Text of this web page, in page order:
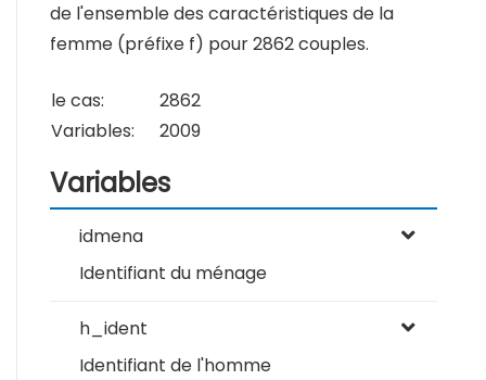
de l'ensemble des caractéristiques de la
femme (préfixe f) pour 2862 couples.
le cas:
2862
Variables:
2009
Variables
idmena
Identifiant du ménage
h_ident
Identifiant de l'homme